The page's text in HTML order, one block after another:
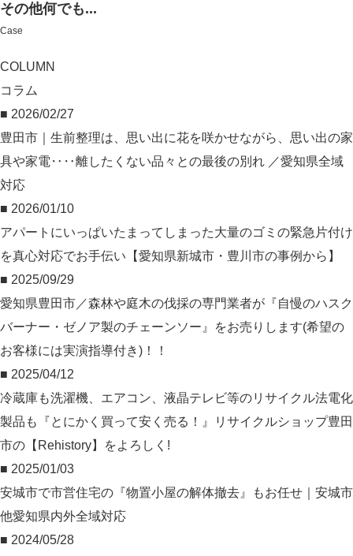
その他何でも...
Case
COLUMN
コラム
■ 2026/02/27
豊田市｜生前整理は、思い出に花を咲かせながら、思い出の家
具や家電‥‥離したくない品々との最後の別れ ／愛知県全域
対応
■ 2026/01/10
アパートにいっぱいたまってしまった大量のゴミの緊急片付け
を真心対応でお手伝い【愛知県新城市・豊川市の事例から】
■ 2025/09/29
愛知県豊田市／森林や庭木の伐採の専門業者が『自慢のハスク
バーナー・ゼノア製のチェーンソー』をお売りします(希望の
お客様には実演指導付き)！！
■ 2025/04/12
冷蔵庫も洗濯機、エアコン、液晶テレビ等のリサイクル法電化
製品も『とにかく買って安く売る！』リサイクルショップ豊田
市の【Rehistory】をよろしく!
■ 2025/01/03
安城市で市営住宅の『物置小屋の解体撤去』もお任せ｜安城市
他愛知県内外全域対応
■ 2024/05/28